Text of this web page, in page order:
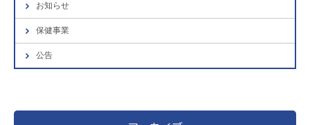
お知らせ
保健事業
公告